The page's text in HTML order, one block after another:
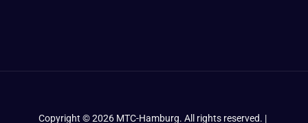
Copyright ©2026 MTC-Hamburg. All rights reserved. |